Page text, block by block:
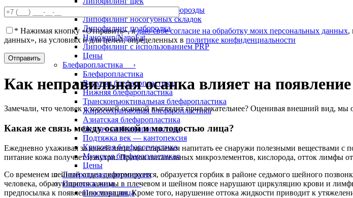
Липофилинг носослезной борозды
Липофилинг носогубных складок
Липофилинг подбородка
Наножир/NanoFat
Липофилинг с использованием PRP
Цены
Блефаропластика ›
Блефаропластика
Верхняя блефаропластика
Нижняя блефаропластика
Трансконъюктивальная блефаропластика
Жиросохраняющая блефаропластика
Азиатская блефаропластика
Неудачная блефаропластика
Подтяжка век — кантопексия
Круговая блефаропластика
Мужская блефаропластикая
Цены
Латеральная кантопексия
Пластика лица ›
Пластика лица
* Нажимая кнопку «Отправить», ядаю свое согласие на обработку моих персональных данных,
данных», на условиях и для целей, определенных в политике конфиденциальности
Как неправильная осанка влияет на
Замечали, что человек с хорошей осанкой выглядит привлекательнее? Оценивая внешний вид,
Какая же связь между осанкой и молодостью лица?
Ежедневно ухаживая за кожей лица, мы стараемся напитать ее снаружи полезными веществами
питание кожа получает изнутри. Приток питательных микроэлементов, кислорода, отток лимфы
Со временем шейный отдел деформируется, образуется горбик в районе седьмого шейного
человека, образующиеся зажимы в плечевом и шейном поясе нарушают циркуляцию крови и
предпосылка к появлению морщин. Кроме того, нарушение оттока жидкости приводит к